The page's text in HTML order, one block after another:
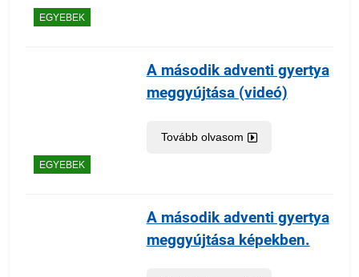
EGYEBEK
EGYEBEK
A második adventi gyertya
meggyújtása (videó)
Tovább olvasom
A második adventi gyertya
meggyújtása képekben.